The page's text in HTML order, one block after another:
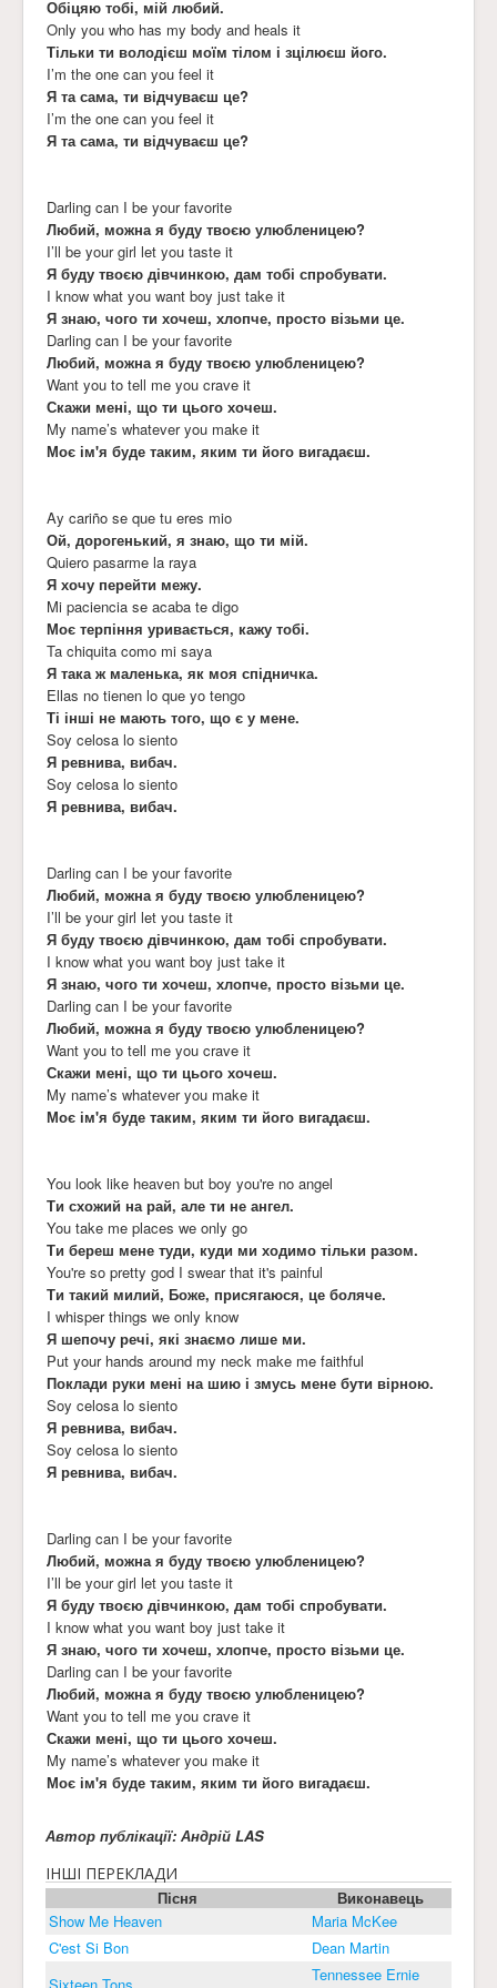
Обіцяю тобі, мій любий.
Only you who has my body and heals it
Тільки ти володієш моїм тілом і зцілюєш його.
I’m the one can you feel it
Я та сама, ти відчуваєш це?
I’m the one can you feel it
Я та сама, ти відчуваєш це?
Darling can I be your favorite
Любий, можна я буду твоєю улюбленицею?
I’ll be your girl let you taste it
Я буду твоєю дівчинкою, дам тобі спробувати.
I know what you want boy just take it
Я знаю, чого ти хочеш, хлопче, просто візьми це.
Darling can I be your favorite
Любий, можна я буду твоєю улюбленицею?
Want you to tell me you crave it
Скажи мені, що ти цього хочеш.
My name’s whatever you make it
Моє ім'я буде таким, яким ти його вигадаєш.
Ay cariño se que tu eres mio
Ой, дорогенький, я знаю, що ти мій.
Quiero pasarme la raya
Я хочу перейти межу.
Mi paciencia se acaba te digo
Моє терпіння уривається, кажу тобі.
Ta chiquita como mi saya
Я така ж маленька, як моя спідничка.
Ellas no tienen lo que yo tengo
Ті інші не мають того, що є у мене.
Soy celosa lo siento
Я ревнива, вибач.
Soy celosa lo siento
Я ревнива, вибач.
Darling can I be your favorite
Любий, можна я буду твоєю улюбленицею?
I’ll be your girl let you taste it
Я буду твоєю дівчинкою, дам тобі спробувати.
I know what you want boy just take it
Я знаю, чого ти хочеш, хлопче, просто візьми це.
Darling can I be your favorite
Любий, можна я буду твоєю улюбленицею?
Want you to tell me you crave it
Скажи мені, що ти цього хочеш.
My name’s whatever you make it
Моє ім'я буде таким, яким ти його вигадаєш.
You look like heaven but boy you're no angel
Ти схожий на рай, але ти не ангел.
You take me places we only go
Ти береш мене туди, куди ми ходимо тільки разом.
You're so pretty god I swear that it's painful
Ти такий милий, Боже, присягаюся, це боляче.
I whisper things we only know
Я шепочу речі, які знаємо лише ми.
Put your hands around my neck make me faithful
Поклади руки мені на шию і змусь мене бути вірною.
Soy celosa lo siento
Я ревнива, вибач.
Soy celosa lo siento
Я ревнива, вибач.
Darling can I be your favorite
Любий, можна я буду твоєю улюбленицею?
I’ll be your girl let you taste it
Я буду твоєю дівчинкою, дам тобі спробувати.
I know what you want boy just take it
Я знаю, чого ти хочеш, хлопче, просто візьми це.
Darling can I be your favorite
Любий, можна я буду твоєю улюбленицею?
Want you to tell me you crave it
Скажи мені, що ти цього хочеш.
My name’s whatever you make it
Моє ім'я буде таким, яким ти його вигадаєш.
Автор публікації: Андрій LAS
ІНШІ ПЕРЕКЛАДИ
Пісня
Виконавець
Show Me Heaven
Maria McKee
C'est Si Bon
Dean Martin
Tennessee Ernie